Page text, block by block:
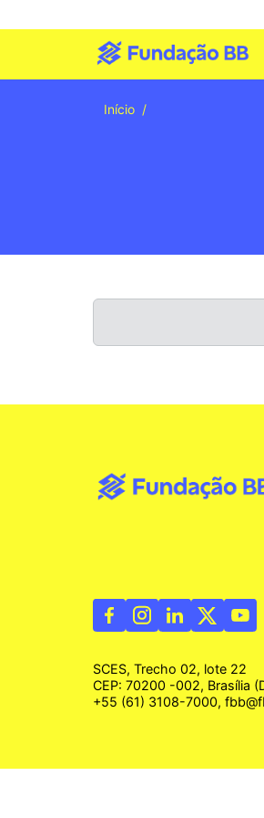
Início
SCES, Trecho 02, lote 22
CEP: 70200 -002, Brasília
+55 (61) 3108-7000,